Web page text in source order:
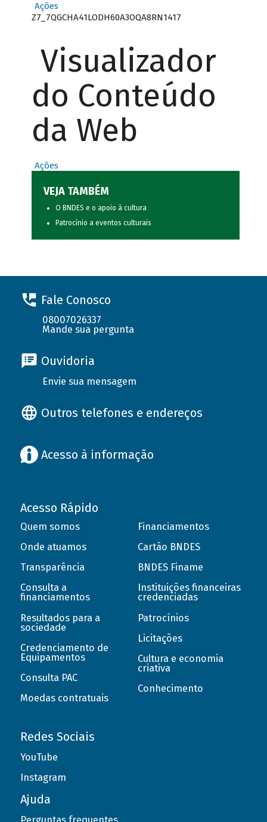
Ações
Z7_7QGCHA41LODH60A3OQA8RN1417
Visualizador
do Conteúdo
da Web
Ações
VEJA TAMBÉM
O BNDES e o apoio à cultura
Patrocínio a eventos culturais
Fale Conosco
08007026337
Mande sua pergunta
Ouvidoria
Envie sua mensagem
Outros telefones e endereços
Acesso à informação
Acesso Rápido
Quem somos
Onde atuamos
Transparência
Consulta a
financiamentos
Resultados para a
sociedade
Credenciamento de
Equipamentos
Consulta PAC
Moedas contratuais
Financiamentos
Cartão BNDES
BNDES Finame
Instituições financeiras
credenciadas
Patrocínios
Licitações
Cultura e economia
criativa
Conhecimento
Redes Sociais
YouTube
Instagram
Ajuda
Perguntas frequentes